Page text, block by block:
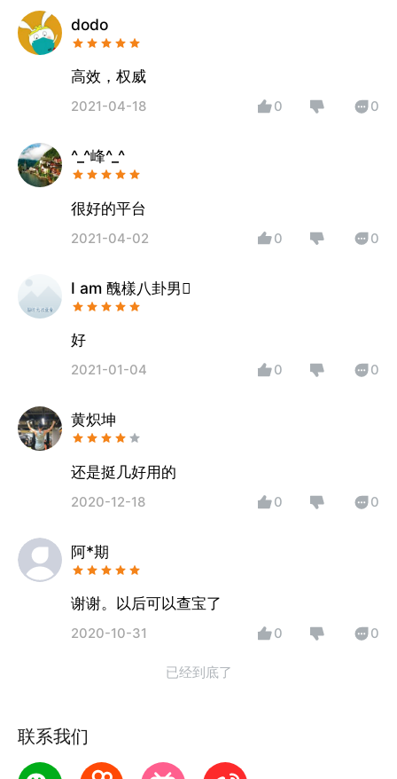
dodo
高效，权威
2021-04-18 0 0
^_^峰^_^
很好的平台
2021-04-02 0 0
I am 醜樣八卦男
好
2021-01-04 0 0
黄炽坤
还是挺几好用的
2020-12-18 0 0
阿*期
谢谢。以后可以查宝了
2020-10-31 0 0
已经到底了
联系我们